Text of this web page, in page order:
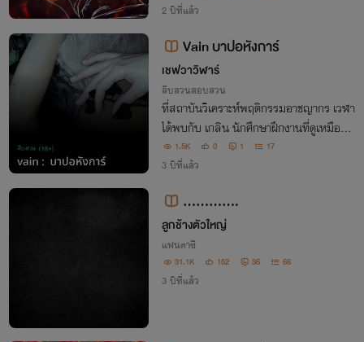
2 ปีที่แล้ว
Vain​ บาปอหังการ์
เชฟวาวิฬาร์
สืบสวนสอบสวน
ที่สถาบันวิเคราะห์พฤติกรรมอาชญากร เวฬา
ได้พบกับ เกลิน​ นักศึกษาฝึกงานที่ดูเหมือนจ
ะมีอาการทางจิต​ ด้วยเคมีที่เข้ากันอย่างประห
ลาด เวฬาถูกดึงดูดเข้าหาเกลินจนมีสัมพันธ์
1.5K 0 1 17
3 ปีที่แล้ว
.............
ลูกช้างตัวใหญ่
แฟนตาซี
31.1K 152 36 66
3 ปีที่แล้ว